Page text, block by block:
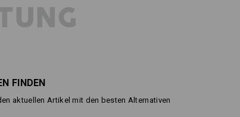
Leicht, leichter, Piqué
FINDEN
aktuellen Artikel mit den besten Alternativen